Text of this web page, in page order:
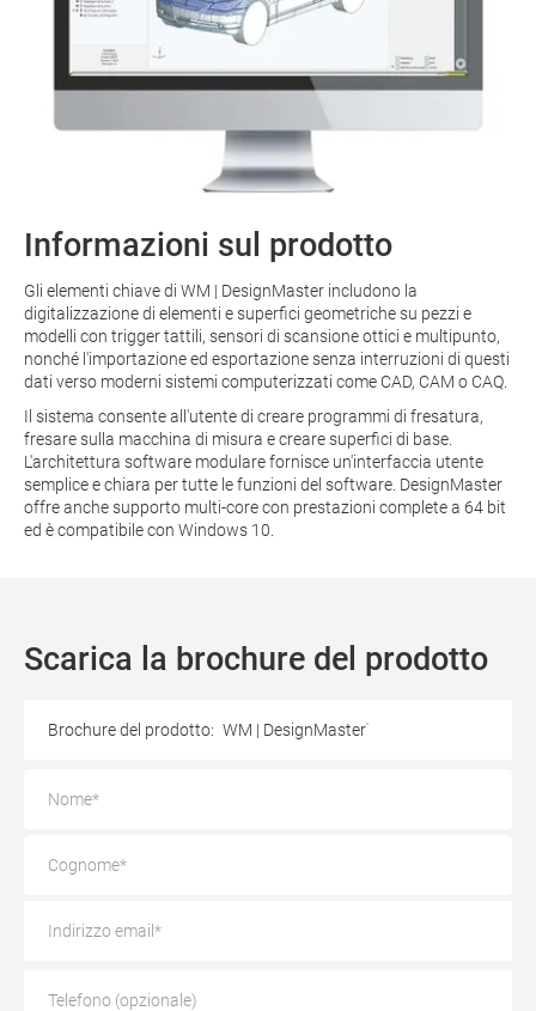
Informazioni sul prodotto
Gli elementi chiave di WM | DesignMaster includono la
digitalizzazione di elementi e superfici geometriche su pezzi e
modelli con trigger tattili, sensori di scansione ottici e multipunto,
nonché l'importazione ed esportazione senza interruzioni di questi
dati verso moderni sistemi computerizzati come CAD, CAM o CAQ.
Il sistema consente all'utente di creare programmi di fresatura,
fresare sulla macchina di misura e creare superfici di base.
L'architettura software modulare fornisce un'interfaccia utente
semplice e chiara per tutte le funzioni del software. DesignMaster
offre anche supporto multi-core con prestazioni complete a 64 bit
ed è compatibile con Windows 10.
Scarica la brochure del prodotto
Brochure del prodotto: WM | DesignMaster